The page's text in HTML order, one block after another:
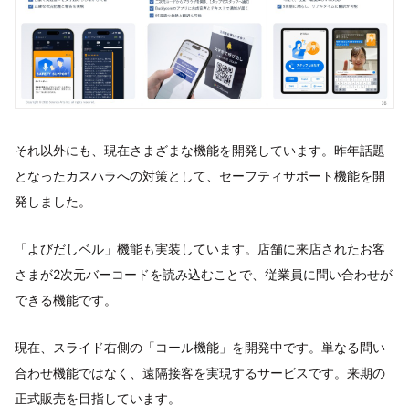
それ以外にも、現在さまざまな機能を開発しています。昨年話題
となったカスハラへの対策として、セーフティサポート機能を開
発しました。
「よびだしベル」機能も実装しています。店舗に来店されたお客
さまが2次元バーコードを読み込むことで、従業員に問い合わせが
できる機能です。
現在、スライド右側の「コール機能」を開発中です。単なる問い
合わせ機能ではなく、遠隔接客を実現するサービスです。来期の
正式販売を目指しています。